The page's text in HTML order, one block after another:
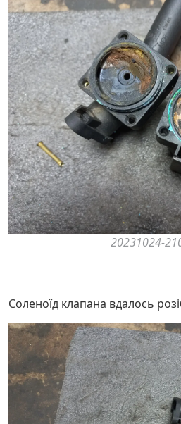
20231024-
Соленоїд клапана вдалось